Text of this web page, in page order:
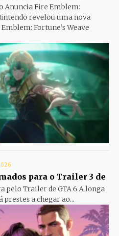
Anuncia Fire Emblem:
revelou uma nova
Fortune’s Weave
para o Trailer 3 de
pelo Trailer de GTA 6 A longa
prestes a chegar ao...